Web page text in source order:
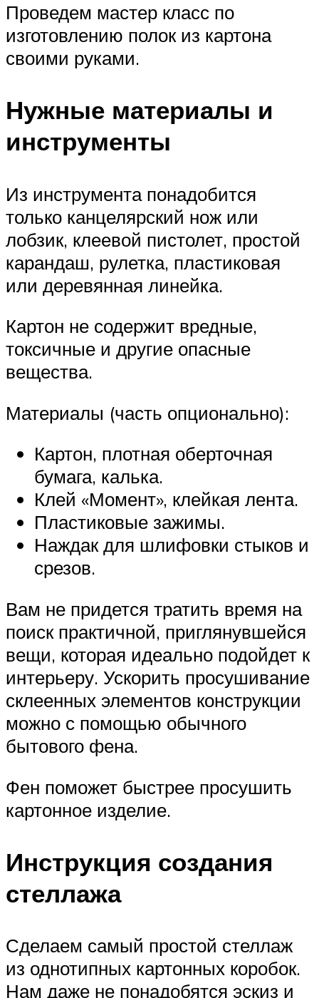
Проведем мастер класс по
изготовлению полок из картона
своими руками.
Нужные материалы и
инструменты
Из инструмента понадобится
только канцелярский нож или
лобзик, клеевой пистолет, простой
карандаш, рулетка, пластиковая
или деревянная линейка.
Картон не содержит вредные,
токсичные и другие опасные
вещества.
Материалы (часть опционально):
Картон, плотная оберточная
бумага, калька.
Клей «Момент», клейкая лента.
Пластиковые зажимы.
Наждак для шлифовки стыков и
срезов.
Вам не придется тратить время на
поиск практичной, приглянувшейся
вещи, которая идеально подойдет к
интерьеру. Ускорить просушивание
склеенных элементов конструкции
можно с помощью обычного
бытового фена.
Фен поможет быстрее просушить
картонное изделие.
Инструкция создания
стеллажа
Сделаем самый простой стеллаж
из однотипных картонных коробок.
Нам даже не понадобятся эскиз и